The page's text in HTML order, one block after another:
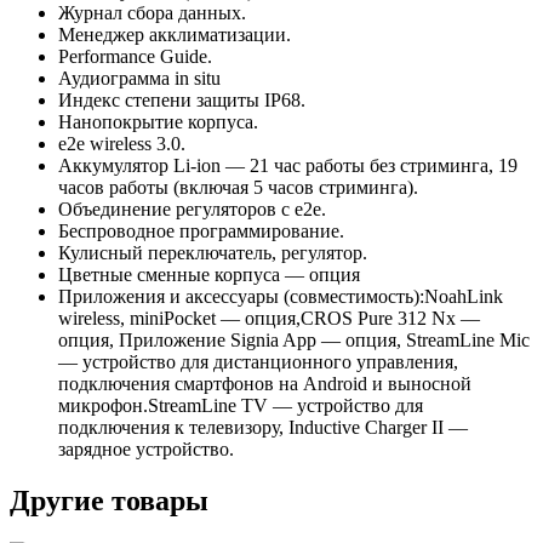
Журнал сбора данных.
Менеджер акклиматизации.
Performance Guide.
Аудиограмма in situ
Индекс степени защиты IP68.
Нанопокрытие корпуса.
e2e wireless 3.0.
Аккумулятор Li-ion — 21 час работы без стриминга, 19
часов работы (включая 5 часов стриминга).
Объединение регуляторов с е2е.
Беспроводное программирование.
Кулисный переключатель, регулятор.
Цветные сменные корпуса — опция
Приложения и аксессуары (совместимость):NoahLink
wireless, miniPocket — опция,CROS Pure 312 Nx —
опция, Приложение Signia App — опция, StreamLine Mic
— устройство для дистанционного управления,
подключения смартфонов на Android и выносной
микрофон.StreamLine TV — устройство для
подключения к телевизору, Inductive Charger II —
зарядное устройство.
Другие товары